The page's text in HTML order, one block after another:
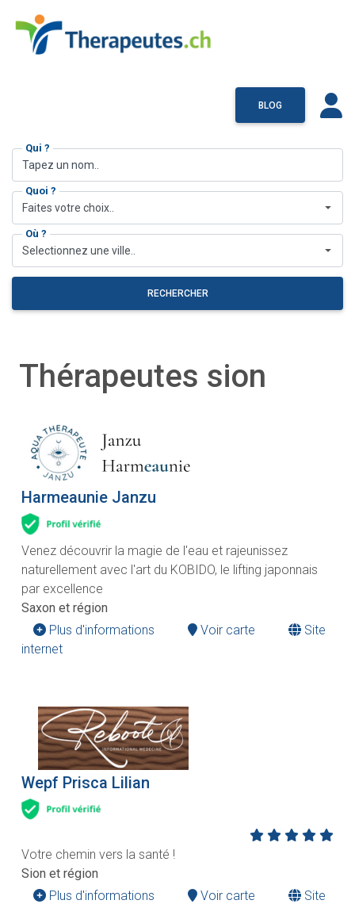
BLOG
Qui ?
Quoi ?
Faites votre choix..
Où ?
Selectionnez une ville..
RECHERCHER
Thérapeutes sion
Harmeaunie Janzu
Venez découvrir la magie de l'eau et rajeunissez
naturellement avec l'art du KOBIDO, le lifting japonnais
par excellence
Saxon et région
Plus d'informations
Voir carte
Site
internet
Wepf Prisca Lilian
Votre chemin vers la santé !
Sion et région
Plus d'informations
Voir carte
Site